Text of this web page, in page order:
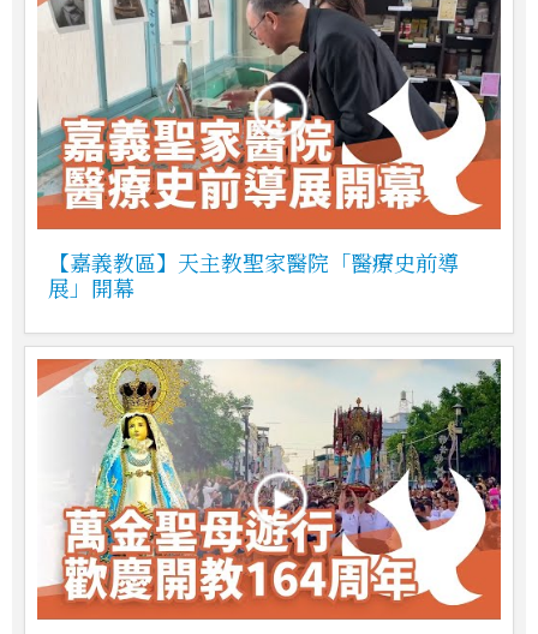
【嘉義教區】天主教聖家醫院「醫療史前導
展」開幕